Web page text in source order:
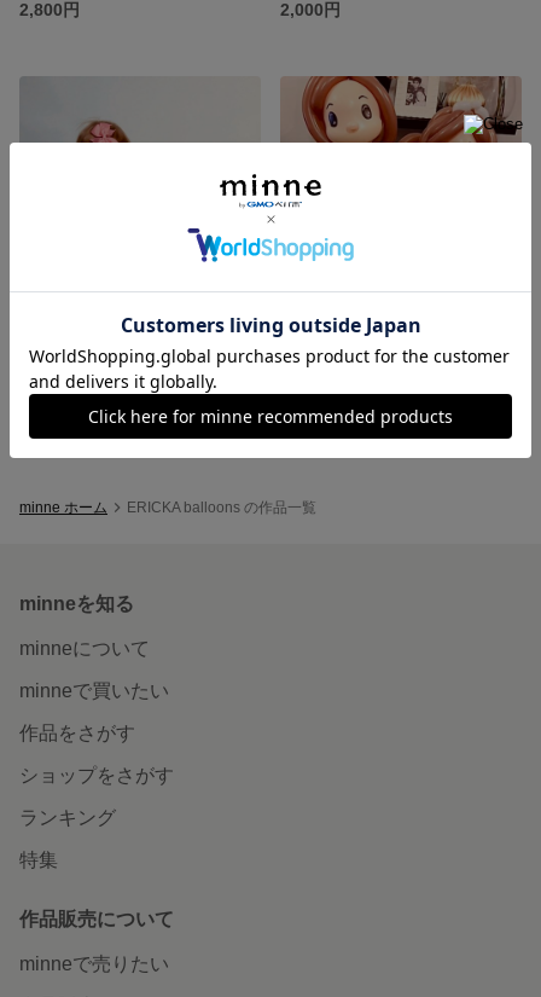
2,800円 2,000円
600円
7,000円
minne ホーム ERICKA balloons の作品一覧
minneを知る
minneについて
minneで買いたい
作品をさがす
ショップをさがす
ランキング
特集
作品販売について
minneで売りたい